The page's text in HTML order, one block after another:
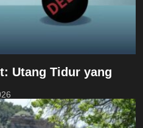
Utang Tidur yang